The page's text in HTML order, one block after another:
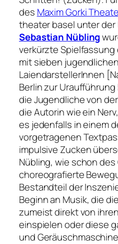
des Maxim Gorki
theater basel unter der
Sebastian Nübling
verkürzte
mit sieben jugendlichen
LaiendarstellerInnen
Berlin zur Uraufführung
die Jugendliche von
die Autorin wie ein
es jedenfalls in einem
vorgetragenen
impulsive Zucken
Nübling, wie schon
choreografierte
Bestandteil der
Beginn an Musik, die
zumeist direkt von
einspielen oder diese
und